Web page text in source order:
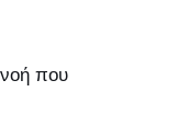
που